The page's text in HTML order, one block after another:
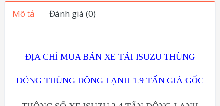
Mô tả Đánh giá (0)
ĐỊA CHỈ MUA BÁN XE TẢI ISUZU THÙNG
ĐÓNG THÙNG ĐÔNG LẠNH 1.9 TẤN GIÁ GỐC